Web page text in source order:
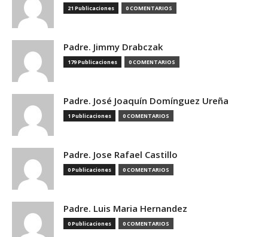
21 Publicaciones 0 COMENTARIOS
Padre. Jimmy Drabczak
179 Publicaciones 0 COMENTARIOS
Padre. José Joaquín Domínguez Ureña
1 Publicaciones 0 COMENTARIOS
Padre. Jose Rafael Castillo
0 Publicaciones 0 COMENTARIOS
Padre. Luis Maria Hernandez
0 Publicaciones 0 COMENTARIOS